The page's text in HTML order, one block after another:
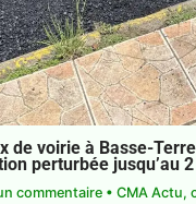
de voirie à Basse-
perturbée jusqu’au
commentaire • CMA Actu,